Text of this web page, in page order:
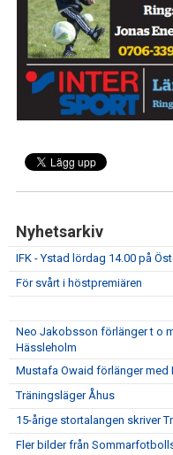
Nyhetsarkiv
IFK - Ystad lördag 14.00 på
För svårt i höstpremiären
Neo Jakobsson förlänger t o
Hässleholm
Mustafa Owaid förlänger med
Träningsläger Åhus
15-årige stortalangen skriver
Fler bilder från